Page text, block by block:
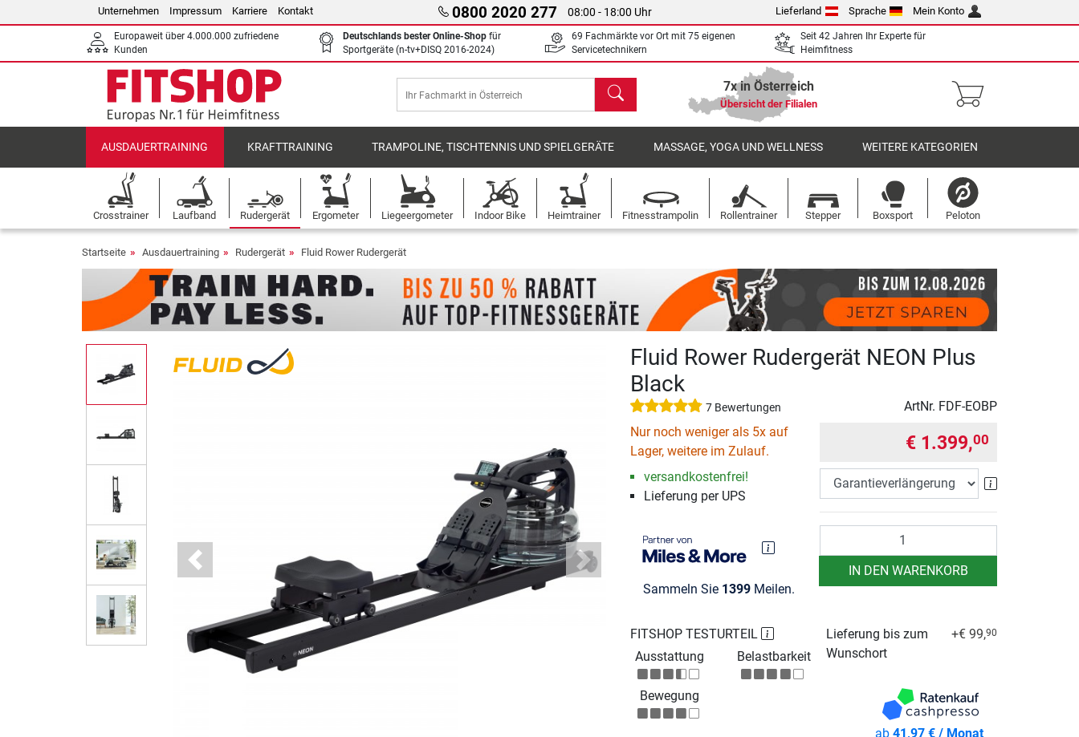
Unternehmen Impressum Karriere Kontakt 0800 2020 277 08:00 - 18:00 Uhr Lieferland Sprache Mein Konto
Europaweit über 4.000.000 zufriedene
Kunden
Deutschlands bester Online-Shop für
Sportgeräte (n-tv+DISQ 2016-2024)
69 Fachmärkte vor Ort mit 75 eigenen
Servicetechnikern
Seit 42 Jahren Ihr Experte für
Heimfitness
Suchen 7x in Österreich
Übersicht der Filialen
AUSDAUERTRAINING KRAFTTRAINING TRAMPOLINE, TISCHTENNIS UND SPIELGERÄTE MASSAGE, YOGA UND WELLNESS WEITERE KATEGORIEN
Crosstrainer Laufband Rudergerät Ergometer Liegeergometer Indoor Bike Heimtrainer Fitnesstrampolin Rollentrainer Stepper Boxsport Peloton
Startseite Ausdauertraining Rudergerät Fluid Rower Rudergerät
Previous Next
Fluid Rower Rudergerät NEON Plus
Black
7 Bewertungen ArtNr. FDF-EOBP
Nur noch weniger als 5x auf
Lager, weitere im Zulauf.
versandkostenfrei!
Lieferung per UPS
Sammeln Sie 1399Meilen.
€ 1.399,00
IN DEN WARENKORB
FITSHOP TESTURTEIL
Ausstattung
Belastbarkeit
Bewegung
Lieferung bis zum
Wunschort
+€ 99,90
ab 41,97 € / Monat